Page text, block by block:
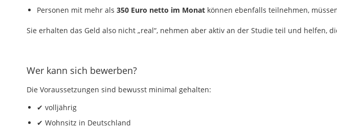
Personen mit mehr als 350 Euro netto im Monat können ebenfalls teilnehmen,
Sie erhalten das Geld also nicht „real“, nehmen aber aktiv an der Studie teil und
Wer kann sich bewerben?
Die Voraussetzungen sind bewusst minimal gehalten:
✔ volljährig
✔ Wohnsitz in Deutschland